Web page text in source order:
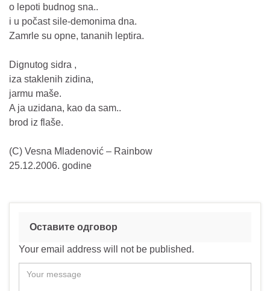
o lepoti budnog sna..
i u počast sile-demonima dna.
Zamrle su opne, tananih leptira.
Dignutog sidra ,
iza staklenih zidina,
jarmu maše.
A ja uzidana, kao da sam..
brod iz flaše.
(C) Vesna Mladenović – Rainbow
25.12.2006. godine
Оставите одговор
Your email address will not be published.